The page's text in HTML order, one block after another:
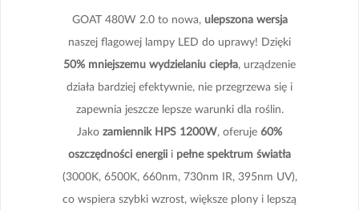
GOAT 480W 2.0 to nowa, ulepszona wersja
naszej flagowej lampy LED do uprawy! Dzięki
50% mniejszemu wydzielaniu ciepła, urządzenie
działa bardziej efektywnie, nie przegrzewa się i
zapewnia jeszcze lepsze warunki dla roślin.
Jako zamiennik HPS 1200W, oferuje 60%
oszczędności energii i pełne spektrum światła
(3000K, 6500K, 660nm, 730nm IR, 395nm UV),
co wspiera szybki wzrost, większe plony i lepszą